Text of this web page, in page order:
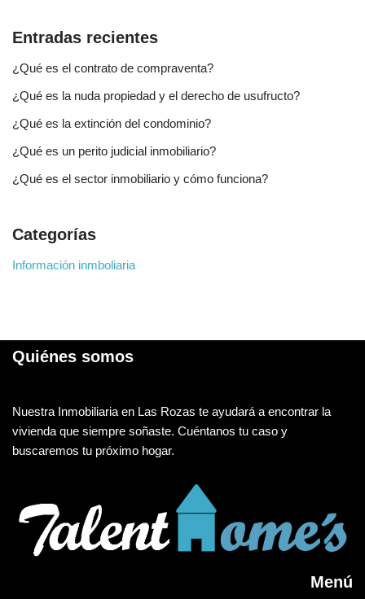
Entradas recientes
¿Qué es el contrato de compraventa?
¿Qué es la nuda propiedad y el derecho de usufructo?
¿Qué es la extinción del condominio?
¿Qué es un perito judicial inmobiliario?
¿Qué es el sector inmobiliario y cómo funciona?
Categorías
Información inmboliaria
Quiénes somos
Nuestra Inmobiliaria en Las Rozas te ayudará a encontrar la
vivienda que siempre soñaste. Cuéntanos tu caso y
buscaremos tu próximo hogar.
Menú